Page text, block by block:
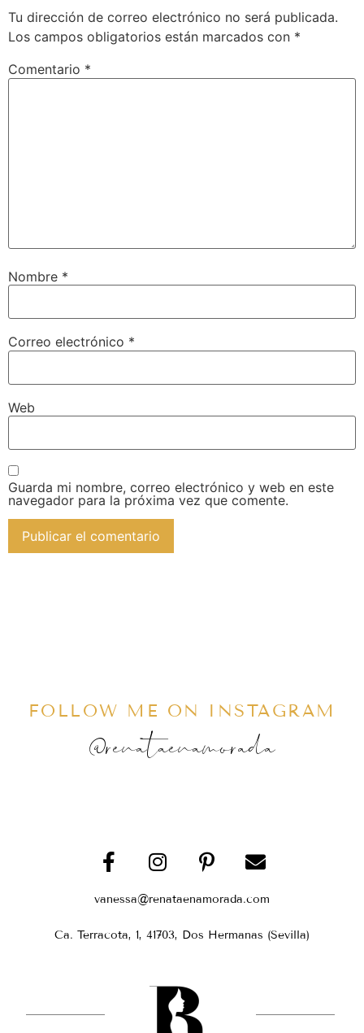
Tu dirección de correo electrónico no será publicada.
Los campos obligatorios están marcados con *
Comentario *
Nombre *
Correo electrónico *
Web
Guarda mi nombre, correo electrónico y web en este
navegador para la próxima vez que comente.
FOLLOW ME ON INSTAGRAM
@renataenamorada
vanessa@renataenamorada.com
Ca. Terracota, 1, 41703, Dos Hermanas (Sevilla)